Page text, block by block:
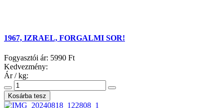
1967, IZRAEL, FORGALMI SOR!
Fogyasztói ár: 5990 Ft
Kedvezmény:
Ár / kg: